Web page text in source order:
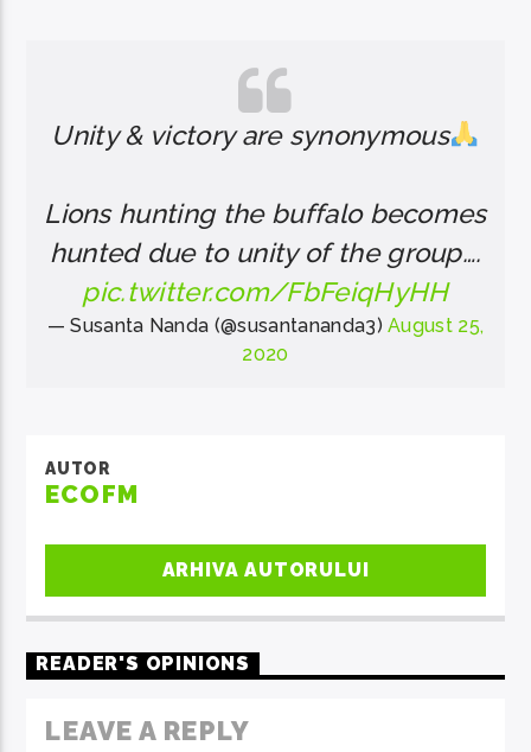
Unity & victory are synonymous
Lions hunting the buffalo becomes
hunted due to unity of the group….
pic.twitter.com/FbFeiqHyHH
— Susanta Nanda (@susantananda3)August 25,
2020
AUTOR
ECOFM
ARHIVA AUTORULUI
READER'S OPINIONS
LEAVE A REPLY